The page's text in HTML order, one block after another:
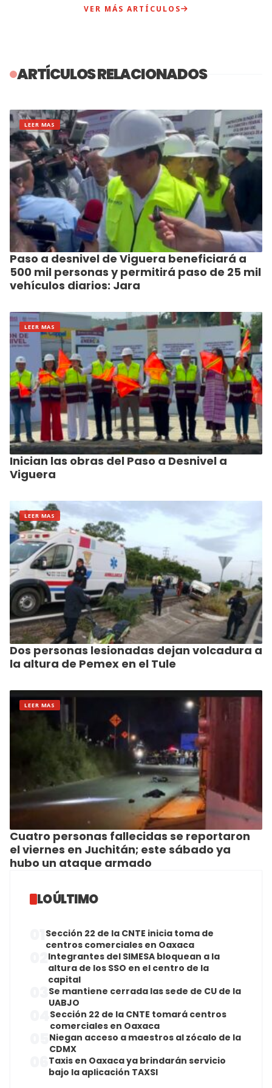
VER MÁS ARTÍCULOS
ARTÍCULOS RELACIONADOS
LEER MAS
Paso a desnivel de Viguera beneficiará a
500 mil personas y permitirá paso de 25 mil
vehículos diarios: Jara
LEER MAS
Inician las obras del Paso a Desnivel a
Viguera
LEER MAS
Dos personas lesionadas dejan volcadura a
la altura de Pemex en el Tule
LEER MAS
Cuatro personas fallecidas se reportaron
el viernes en Juchitán; este sábado ya
hubo un ataque armado
LO ÚLTIMO
Sección 22 de la CNTE inicia toma de
centros comerciales en Oaxaca
Integrantes del SIMESA bloquean a la
altura de los SSO en el centro de la
capital
Se mantiene cerrada las sede de CU de la
UABJO
Sección 22 de la CNTE tomará centros
comerciales en Oaxaca
Niegan acceso a maestros al zócalo de la
CDMX
Taxis en Oaxaca ya brindarán servicio
bajo la aplicación TAXSI